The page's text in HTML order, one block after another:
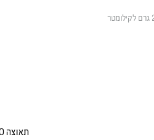
תאוצה 0 - 100 קמ”ש עם בקרת שיגור